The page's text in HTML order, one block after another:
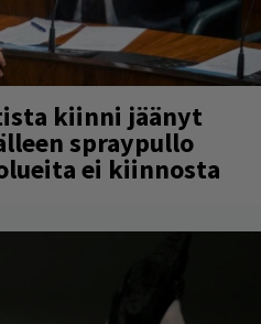
kiinni jäänyt
spraypullo
ei kiinnosta